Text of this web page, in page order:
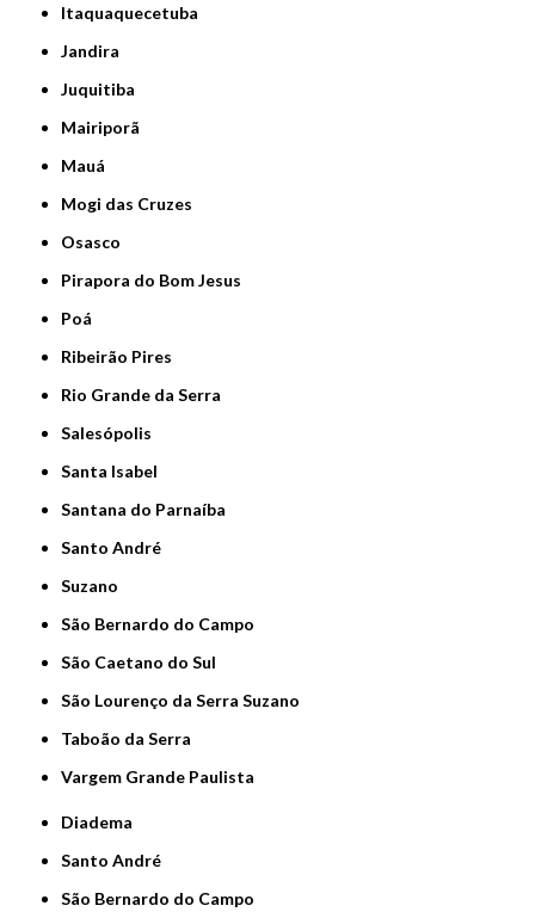
Itaquaquecetuba
Jandira
Juquitiba
Mairiporã
Mauá
Mogi das Cruzes
Osasco
Pirapora do Bom Jesus
Poá
Ribeirão Pires
Rio Grande da Serra
Salesópolis
Santa Isabel
Santana do Parnaíba
Santo André
Suzano
São Bernardo do Campo
São Caetano do Sul
São Lourenço da Serra Suzano
Taboão da Serra
Vargem Grande Paulista
Diadema
Santo André
São Bernardo do Campo